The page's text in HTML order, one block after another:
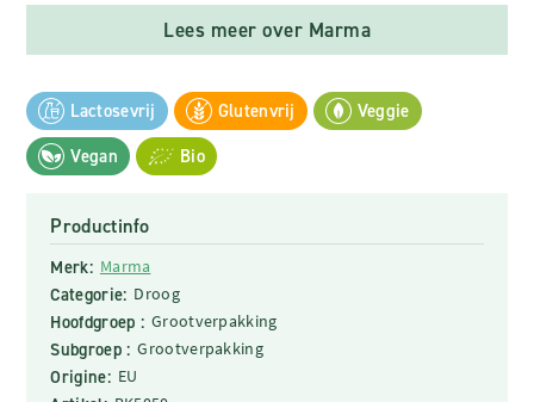
Lees meer over Marma
Lactosevrij Glutenvrij
Veggie
Vegan
Bio
Productinfo
Merk: Marma
Categorie: Droog
Hoofdgroep : Grootverpakking
Subgroep : Grootverpakking
Origine: EU